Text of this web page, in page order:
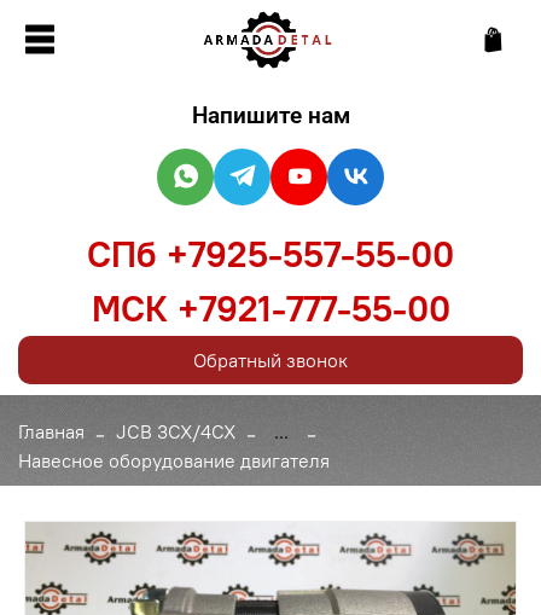
Главная JCB 3CX/4CX
...
Навесное оборудование двигателя
Напишите нам
СПб +7925-557-55-00
МСК +7921-777-55-00
Обратный звонок